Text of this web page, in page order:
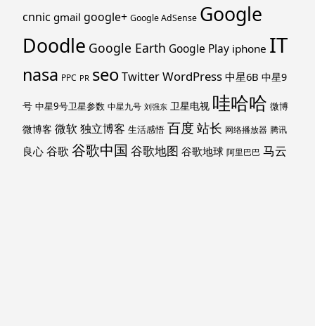
cnnic gmail google+ Google AdSense Google
Doodle Google Earth Google Play iphone IT
nasa PPC PR seoTwitterWordPress 中星6B 中星9
号 中星9号卫星参数 中星九号 刘强东 卫星电视 哇哈哈 微博
微博客 微软独立博客 生活感悟 百度 站长 网络播放器 腾讯
良心 谷歌 谷歌中国 谷歌地图 谷歌地球 阿里巴巴 马云